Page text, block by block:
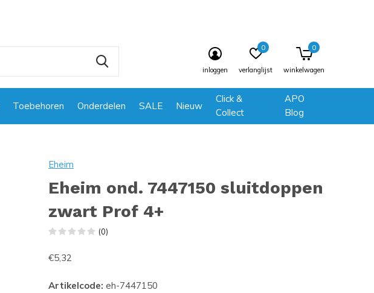
Toebehoren Onderdelen SALE Nieuw
Click &
Collect
APO
Blog
inloggen verlanglijst
0
winkelwagen
0
Eheim
Eheim ond. 7447150 sluitdoppen
zwart Prof 4+
(0)
€5,32
Artikelcode: eh-7447150